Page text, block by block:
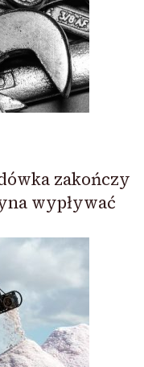
zakończy
wypływać